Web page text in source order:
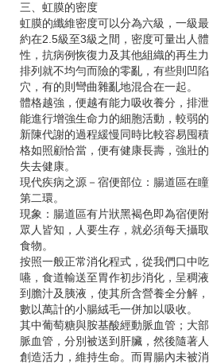
三、虹膜的密度
虹膜的纖維密度可以分為六級，一級
約在2.5級至3級之間，密度可量出人
性，抗病例恢復力及其他組織的再生
排列就不均勻而險的零亂，有些則凹
穴，有的則彎曲雜亂地混合在一起。
體格越強，便越有能力吸收養分，排
能進行增強生命力的細胞活動，較弱
新陳代謝的過程緩慢同時比較容易囤
格如照顧恰當，便有健康長壽，強壯
失去健康。
現代疾病之源－宿便部位：腸道區在
第二環。
現象：腸道區有片狀黑褐色即為宿便附
眾人皆知，人要生存，就必須每天攝
食物。
按照一般正常消化程式，從我們口中
嚥，食道輸送至胃作初步消化，呈稠
到膽汁及胰液，使其所含營養全分解
數以萬計的小腸絨毛一併加以吸收。
其中葡萄糖與胺基酸經動脈血管；大
脈血管，分別被送到肝臟，然後隨著
創造活力，維持生命。而胃腸內未被